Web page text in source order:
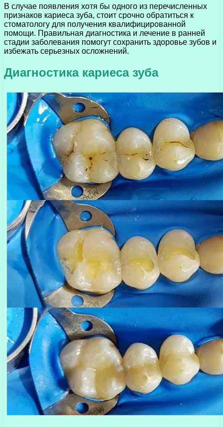
В случае появления хотя бы одного из перечисленных
признаков кариеса зуба, стоит срочно обратиться к
стоматологу для получения квалифицированной
помощи. Правильная диагностика и лечение в ранней
стадии заболевания помогут сохранить здоровье зубов и
избежать серьезных осложнений.
Диагностика кариеса зуба